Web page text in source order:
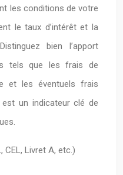
les conditions de votre
le taux d’intérêt et la
bien l’apport
tels que les frais de
et les éventuels frais
est un indicateur clé de
CEL, Livret A, etc.)